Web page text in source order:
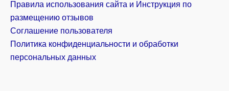
Правила использования сайта и Инструкция по
размещению отзывов
Соглашение пользователя
Политика конфиденциальности и обработки
персональных данных